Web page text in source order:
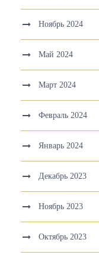
Ноябрь 2024
Май 2024
Март 2024
Февраль 2024
Январь 2024
Декабрь 2023
Ноябрь 2023
Октябрь 2023